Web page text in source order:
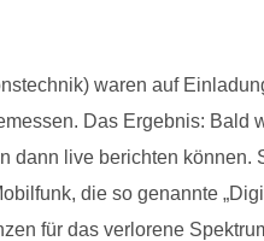
waren auf
Das Ergebnis: Bald
dann live berichten können.
die so genannte
für das verlorene